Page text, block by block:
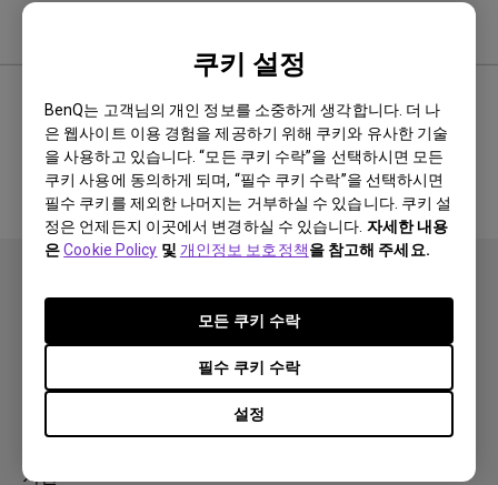
쿠키 설정
BenQ는 고객님의 개인 정보를 소중하게 생각합니다. 더 나
은 웹사이트 이용 경험을 제공하기 위해 쿠키와 유사한 기술
을 사용하고 있습니다. “모든 쿠키 수락”을 선택하시면 모든
쿠키 사용에 동의하게 되며, “필수 쿠키 수락”을 선택하시면
필수 쿠키를 제외한 나머지는 거부하실 수 있습니다. 쿠키 설
정은 언제든지 이곳에서 변경하실 수 있습니다. 자세한 내용
은Cookie Policy 및 개인정보 보호정책을 참고해 주세요.
설정
필수 쿠키 수락
모든 쿠키 수락
관련 매뉴얼 없음
제품
솔루션
지원